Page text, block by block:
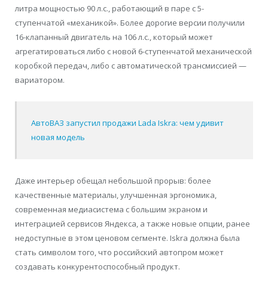
литра мощностью 90 л.с., работающий в паре с 5-
ступенчатой «механикой». Более дорогие версии получили
16-клапанный двигатель на 106 л.с., который может
агрегатироваться либо с новой 6-ступенчатой механической
коробкой передач, либо с автоматической трансмиссией —
вариатором.
АвтоВАЗ запустил продажи Lada Iskra: чем удивит
новая модель
Даже интерьер обещал небольшой прорыв: более
качественные материалы, улучшенная эргономика,
современная медиасистема с большим экраном и
интеграцией сервисов Яндекса, а также новые опции, ранее
недоступные в этом ценовом сегменте. Iskra должна была
стать символом того, что российский автопром может
создавать конкурентоспособный продукт.